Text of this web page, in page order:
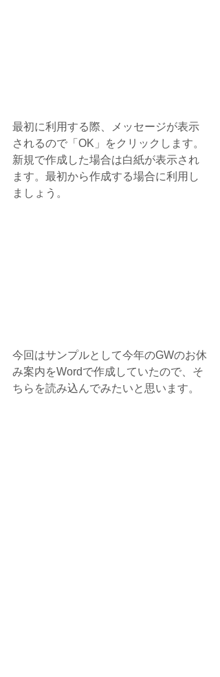
最初に利用する際、メッセージが表示
されるので「OK」をクリックします。
新規で作成した場合は白紙が表示され
ます。最初から作成する場合に利用し
ましょう。
今回はサンプルとして今年のGWのお休
み案内をWordで作成していたので、そ
ちらを読み込んでみたいと思います。